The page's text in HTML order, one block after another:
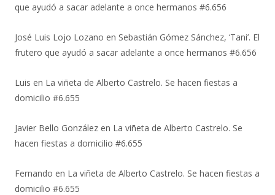
que ayudó a sacar adelante a once hermanos #6.656
José Luis Lojo Lozano en Sebastián Gómez Sánchez, ‘Tani’. El
frutero que ayudó a sacar adelante a once hermanos #6.656
Luis en La viñeta de Alberto Castrelo. Se hacen fiestas a
domicilio #6.655
Javier Bello González en La viñeta de Alberto Castrelo. Se
hacen fiestas a domicilio #6.655
Fernando en La viñeta de Alberto Castrelo. Se hacen fiestas a
domicilio #6.655